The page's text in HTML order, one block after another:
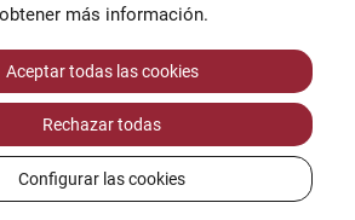
y Política de Privacidad
Créditos
más información.
Aceptar todas las cookies
Rechazar todas
Configurar las cookies